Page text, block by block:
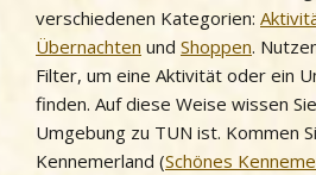
verschiedenen Kategorien:
Übernachten und Shoppen.
Filter, um eine Aktivität oder ein
finden. Auf diese Weise wissen
Umgebung zu TUN ist. Kommen
Kennemerland (Schönes